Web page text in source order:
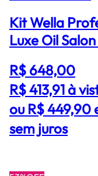
Kit Wella
Luxe Oil
R$ 648,00
R$ 413,91à
ou R$ 449,90
sem juros